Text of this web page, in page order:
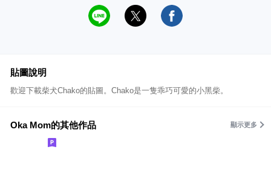
貼圖說明
歡迎下載柴犬Chako的貼圖。Chako是一隻乖巧可愛的小黑柴。
Oka Mom的其他作品 顯示更多